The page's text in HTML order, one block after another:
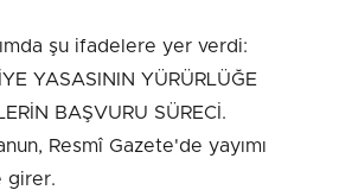
şu ifadelere yer verdi:
YASASININ YÜRÜRLÜĞE
BAŞVURU SÜRECİ.
Resmî Gazete'de yayımı
girer.